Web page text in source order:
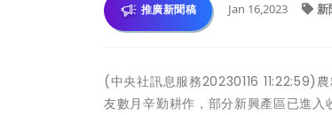
推廣新聞稿 Jan 16,2023 新
(中央社訊息服務20230116 11:22:59)
友數月辛勤耕作，部分新興產區已進